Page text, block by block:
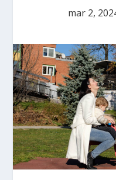
mar 2,